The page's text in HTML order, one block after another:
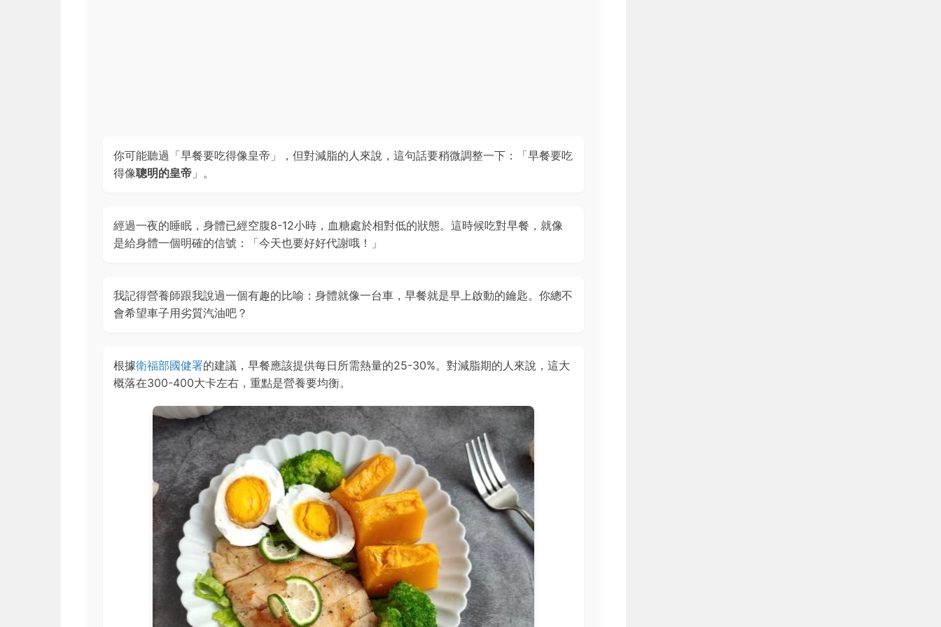
你可能聽過「早餐要吃得像皇帝」，但對減脂的人來說，這句話要稍微調整一下：「早餐要吃
得像聰明的皇帝 」。
經過一夜的睡眠，身體已經空腹8-12小時，血糖處於相對低的狀態。這時候吃對早餐，就像
是給身體一個明確的信號：「今天也要好好代謝哦！」
我記得營養師跟我說過一個有趣的比喻：身體就像一台車，早餐就是早上啟動的鑰匙。你總不
會希望車子用劣質汽油吧？
根據衛福部國健署的建議，早餐應該提供每日所需熱量的25-30%。對減脂期的人來說，這大
概落在300-400大卡左右，重點是營養要均衡。